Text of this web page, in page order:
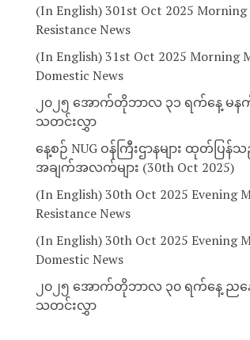
(In English) 301st Oct 2025
Resistance News
(In English) 31st Oct 2025 Morning
Domestic News
၂၀၂၅ အောက်တိုဘာလ ၃၁ ရက်နေ့ မန
သတင်းလွှာ
နေ့စဉ် NUG ဝန်ကြီးဌာနများ ထုတ်ပြ
အချက်အလက်များ (30th Oct 2025)
(In English) 30th Oct 2025 Evening
Resistance News
(In English) 30th Oct 2025 Evening
Domestic News
၂၀၂၅ အောက်တိုဘာလ ၃၀ ရက်နေ့ ညန
သတင်းလွှာ